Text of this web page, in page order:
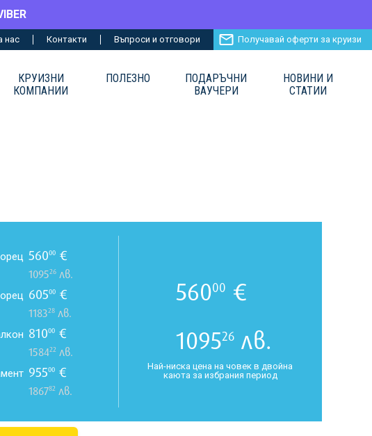
нас Контакти Въпроси и отговори Получавай оферти за круизи
КРУИЗНИ
КОМПАНИИ
ПОЛЕЗНО
ПОДАРЪЧНИ
ВАУЧЕРИ
НОВИНИ И
СТАТИИ
56000 €
109526 лв.
60500 €
118328 лв.
81000 €
158422 лв.
95500 €
186782 лв.
56000 €
109526 лв.
Най-ниска цена на човек в двойна
каюта за избрания период